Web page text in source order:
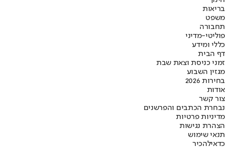
בריאות
משפט
תחבורה
פוליטי-מדיני
כללי ומידע
דף הבית
זמני כניסת וצאת שבת
מגזין השבוע
בחירות 2026
אודות
צור קשר
נבחרת הכתבים והפרשנים
מדיניות פרטיות
הצהרת נגישות
תנאי שימוש
כדאילהכיר